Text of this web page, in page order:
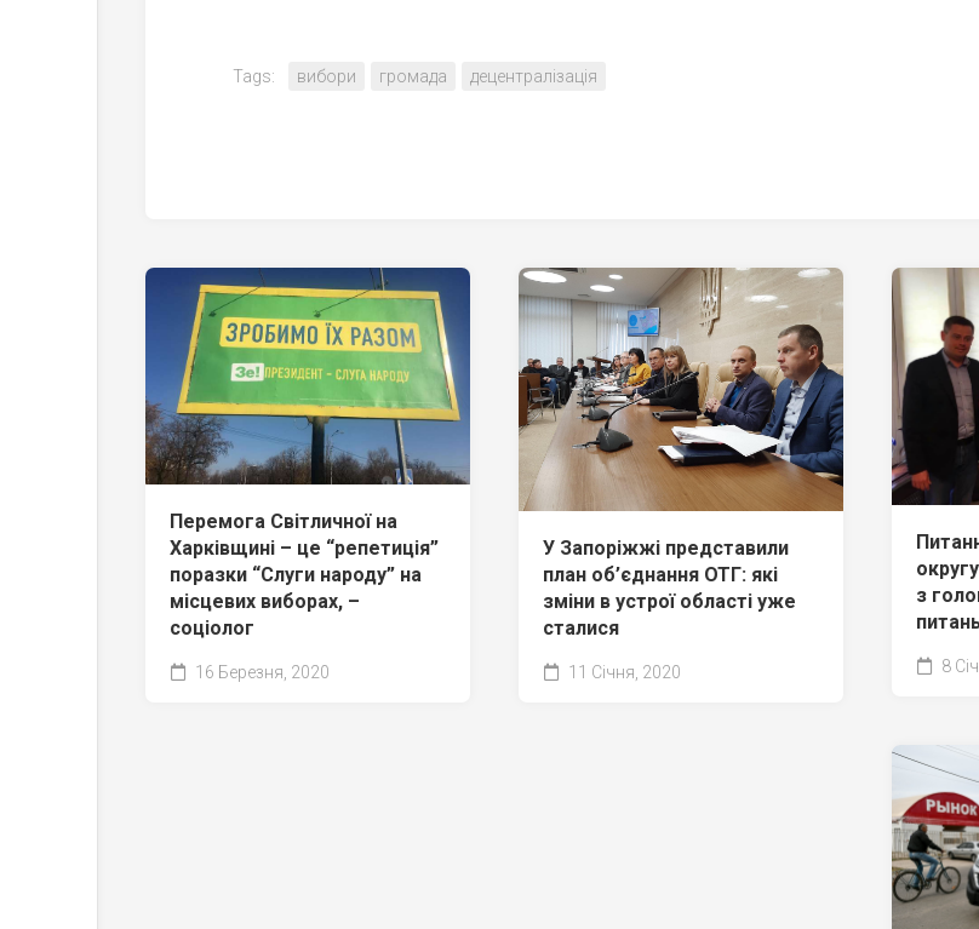
Tags: вибори громада децентралізація
Перемога Світличної на
Харківщині – це “репетиція”
поразки “Слуги народу” на
місцевих виборах, –
соціолог
16 Березня, 2020
У Запоріжжі представили
план об’єднання ОТГ: які
зміни в устрої області уже
сталися
11 Січня, 2020
з
8